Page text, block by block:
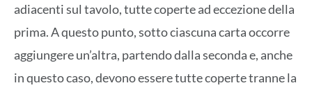
adiacenti sul tavolo, tutte coperte ad eccezione della
prima. A questo punto, sotto ciascuna carta occorre
aggiungere un’altra, partendo dalla seconda e, anche
in questo caso, devono essere tutte coperte tranne la